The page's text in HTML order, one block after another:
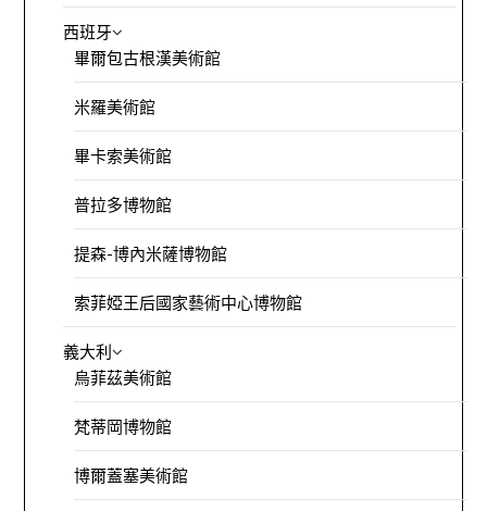
西班牙
畢爾包古根漢美術館
米羅美術館
畢卡索美術館
普拉多博物館
提森-博內米薩博物館
索菲婭王后國家藝術中心博物館
義大利
烏菲茲美術館
梵蒂岡博物館
博爾蓋塞美術館